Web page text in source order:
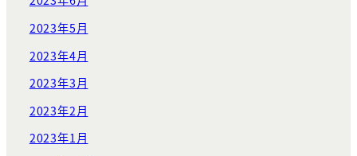
2023年5月
2023年4月
2023年3月
2023年2月
2023年1月